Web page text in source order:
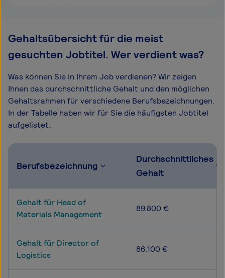
Gehaltsübersicht für die meist
gesuchten Jobtitel. Wer verdient was?
Was können Sie in Ihrem Job verdienen? Wir zeigen
Ihnen das durchschnittliche Gehalt und den möglichen
Gehaltsrahmen für verschiedene Berufsbezeichnungen.
In der Tabelle haben wir für Sie die häufigsten Jobtitel
aufgelistet.
Berufsbezeichnung
Durchschnittliches
Gehalt
Gehalt für Head of
Materials Management
89.800 €
Gehalt für Director of
Logistics
86.100 €